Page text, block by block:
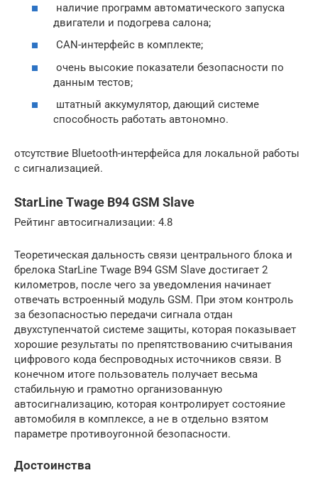
наличие программ автоматического запуска
двигатели и подогрева салона;
CAN-интерфейс в комплекте;
очень высокие показатели безопасности по
данным тестов;
штатный аккумулятор, дающий системе
способность работать автономно.
отсутствие Bluetooth-интерфейса для локальной работы
с сигнализацией.
StarLine Twage B94 GSM Slave
Рейтинг автосигнализации: 4.8
Теоретическая дальность связи центрального блока и
брелока StarLine Twage B94 GSM Slave достигает 2
километров, после чего за уведомления начинает
отвечать встроенный модуль GSM. При этом контроль
за безопасностью передачи сигнала отдан
двухступенчатой системе защиты, которая показывает
хорошие результаты по препятствованию считывания
цифрового кода беспроводных источников связи. В
конечном итоге пользователь получает весьма
стабильную и грамотно организованную
автосигнализацию, которая контролирует состояние
автомобиля в комплексе, а не в отдельно взятом
параметре противоугонной безопасности.
Достоинства